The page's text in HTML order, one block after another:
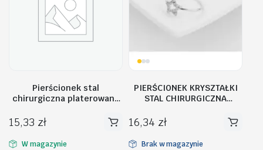
Pierścionek stal
chirurgiczna platerowana
pierścionków: US7 EU14
15,33 zł
W magazynie
PIERŚCIONEK KRYSZTAŁKI
STAL CHIRURGICZNA
pierścionków: US9 EU20
16,34 zł
Brak w magazynie